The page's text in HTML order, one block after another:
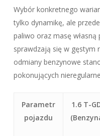
Wybór konkretnego
tylko dynamikę, ale
paliwo oraz masę
sprawdzają się w gęstym
odmiany benzynowe
pokonujących
Parametr
pojazdu
1.6 T-